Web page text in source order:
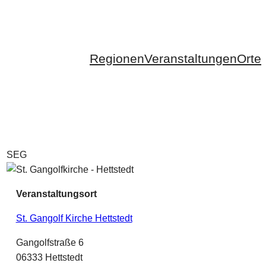
RegionenVeranstaltungenOrte
SEG
Veranstaltungsort
St. Gangolf Kirche Hettstedt
Gangolfstraße 6
06333 Hettstedt